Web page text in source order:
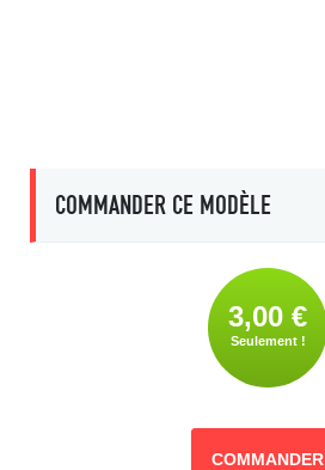
COMMANDER CE MODÈLE
3,00 €
Seulement !
COMMANDER